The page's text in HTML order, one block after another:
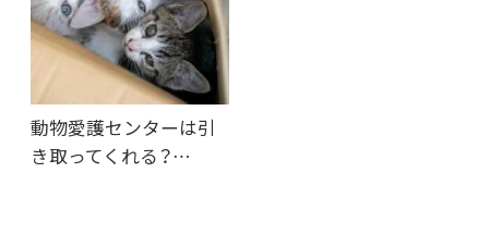
動物愛護センターは引
き取ってくれる？…